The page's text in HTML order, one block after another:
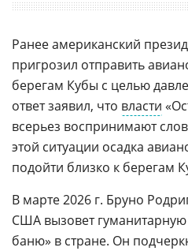
Ранее американский
пригрозил отправить
берегам Кубы с целью
ответ заявил, что власти
всерьез воспринимают
этой ситуации осадка
подойти близко к берегам
В марте 2026 г. Бруно
США вызовет гуманитарную
баню» в стране. Он